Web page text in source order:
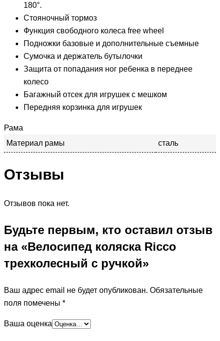
180°.
Стояночный тормоз
Функция свободного колеса free wheel
Подножки базовые и дополнительные съемные
Сумочка и держатель бутылочки
Защита от попадания ног ребенка в переднее
колесо
Багажный отсек для игрушек с мешком
Передняя корзинка для игрушек
Рама
Материал рамы
сталь
Отзывы
Отзывов пока нет.
Будьте первым, кто оставил отзыв
на «Велосипед коляска Ricco
трехколесный с ручкой»
Ваш адрес email не будет опубликован. Обязательные
поля помечены *
Ваша оценка